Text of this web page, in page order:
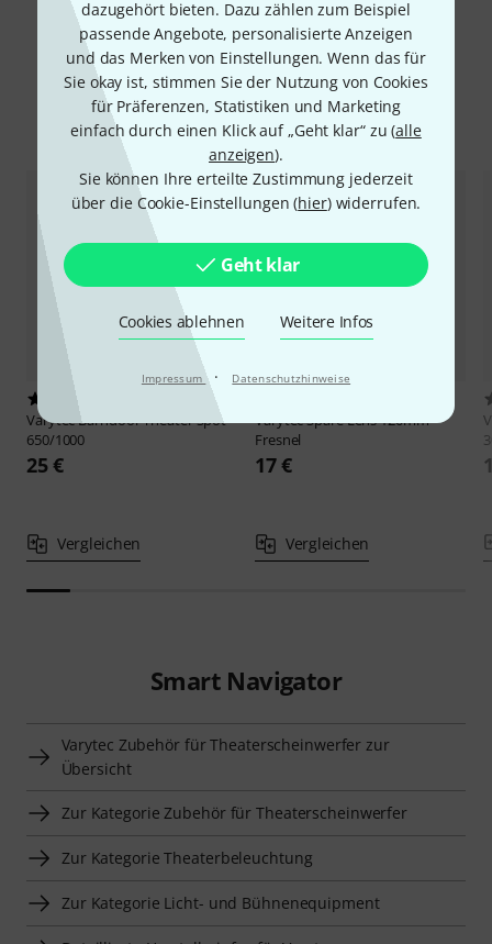
dazugehört bieten. Dazu zählen zum Beispiel
passende Angebote, personalisierte Anzeigen
und das Merken von Einstellungen. Wenn das für
Sie okay ist, stimmen Sie der Nutzung von Cookies
für Präferenzen, Statistiken und Marketing
einfach durch einen Klick auf „Geht klar“ zu (alle
anzeigen).
Sie können Ihre erteilte Zustimmung jederzeit
über die Cookie-Einstellungen (hier) widerrufen.
Geht klar
Cookies ablehnen Weitere Infos
Impressum · Datenschutzhinweise
Alle Bewertungen lesen
Alternativen vergleichen
VarytecBarndoor Theater Spot
650/1000
25 €
Vergleichen
VarytecSpare Lens 120mm
Fresnel
17 €
Vergleichen
Smart Navigator
Varytec Zubehör für Theaterscheinwerfer zur
Übersicht
Zur Kategorie Zubehör für Theaterscheinwerfer
Zur Kategorie Theaterbeleuchtung
Zur Kategorie Licht- und Bühnenequipment